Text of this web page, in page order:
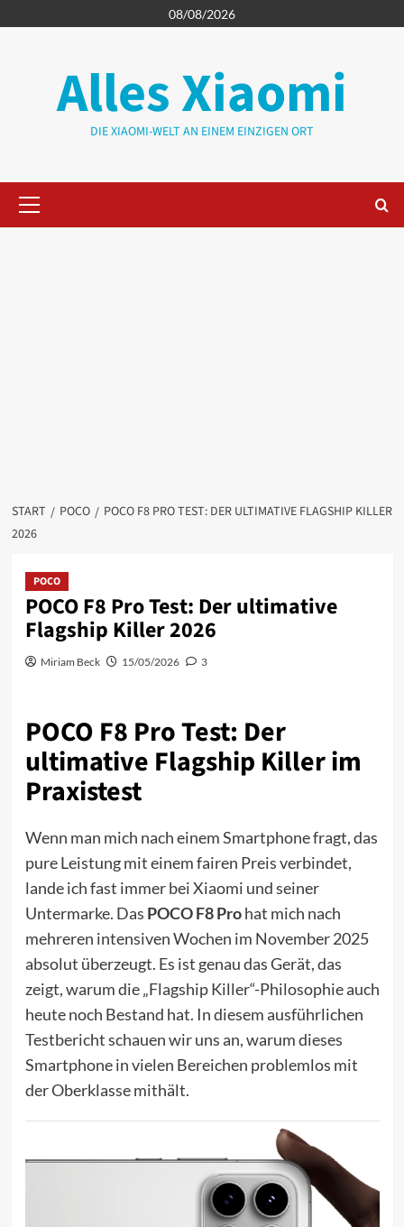
Inhalt
08/08/2026
Alles Xiaomi
DIE XIAOMI-WELT AN EINEM EINZIGEN ORT
Menü
START POCO
POCO F8 PRO TEST: DER ULTIMATIVE FLAGSHIP KILLER
2026
POCO
POCO F8 Pro Test: Der ultimative
Flagship Killer 2026
Miriam Beck 15/05/2026 3
POCO F8 Pro Test: Der
ultimative Flagship Killer im
Praxistest
Wenn man mich nach einem Smartphone fragt, das
pure Leistung mit einem fairen Preis verbindet,
lande ich fast immer bei Xiaomi und seiner
Untermarke. Das POCO F8 Prohat mich nach
mehreren intensiven Wochen im November 2025
absolut überzeugt. Es ist genau das Gerät, das
zeigt, warum die „Flagship Killer“-Philosophie auch
heute noch Bestand hat. In diesem ausführlichen
Testbericht schauen wir uns an, warum dieses
Smartphone in vielen Bereichen problemlos mit
der Oberklasse mithält.